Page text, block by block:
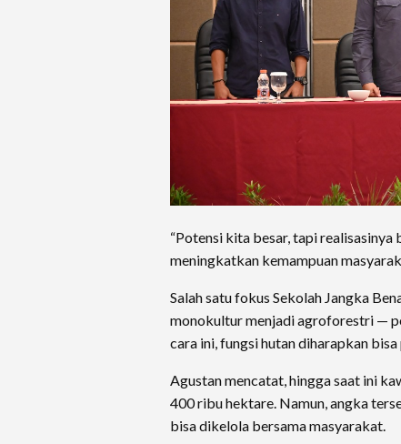
“Potensi kita besar, tapi
meningkatkan kemampuan
Salah satu fokus Sekolah Jangka
monokultur menjadi agroforestri —
cara ini, fungsi hutan diharapkan
Agustan mencatat, hingga saat ini
400 ribu hektare. Namun, angka
bisa dikelola bersama masyarakat.